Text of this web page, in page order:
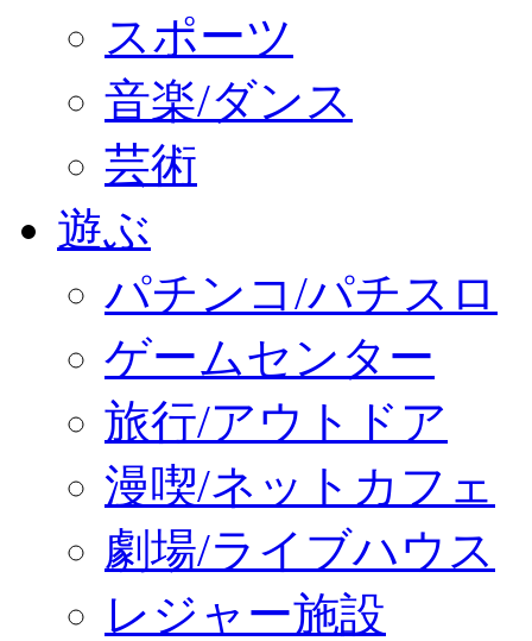
スポーツ
音楽/ダンス
芸術
遊ぶ
パチンコ/パチスロ
ゲームセンター
旅行/アウトドア
漫喫/ネットカフェ
劇場/ライブハウス
レジャー施設